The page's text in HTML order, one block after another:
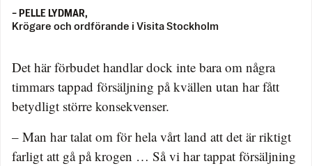
– PELLE LYDMAR,
Krögare och ordförande i Visita Stockholm
Det här förbudet handlar dock inte bara om några
timmars tappad försäljning på kvällen utan har fått
betydligt större konsekvenser.
– Man har talat om för hela vårt land att det är riktigt
farligt att gå på krogen … Så vi har tappat försäljning